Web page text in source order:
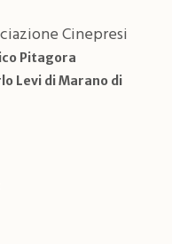
Cinepresi
Pitagora
Levi di Marano di